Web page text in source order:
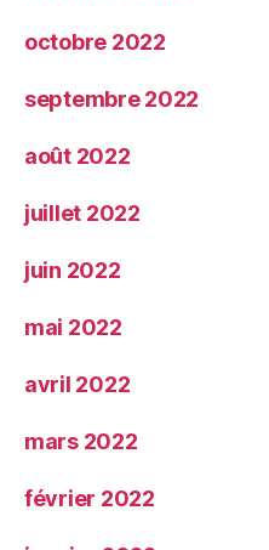
octobre 2022
septembre 2022
août 2022
juillet 2022
juin 2022
mai 2022
avril 2022
mars 2022
février 2022